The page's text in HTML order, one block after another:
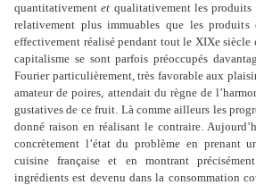
quantitativementet qualitativement les produits
relativement plus immuables que les
effectivement réalisé pendant tout le XIXe siècle
capitalisme se sont parfois préoccupés
Fourier particulièrement, très favorable aux
amateur de poires, attendait du règne de l’
gustatives de ce fruit. Là comme ailleurs les
donné raison en réalisant le contraire. Aujourd’
concrètement l’état du problème en prenant
cuisine française et en montrant
ingrédients est devenu dans la consommation